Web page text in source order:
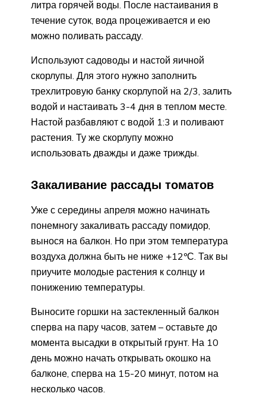
литра горячей воды. После настаивания в
течение суток, вода процеживается и ею
можно поливать рассаду.
Используют садоводы и настой яичной
скорлупы. Для этого нужно заполнить
трехлитровую банку скорлупой на 2/3, залить
водой и настаивать 3-4 дня в теплом месте.
Настой разбавляют с водой 1:3 и поливают
растения. Ту же скорлупу можно
использовать дважды и даже трижды.
Закаливание рассады томатов
Уже с середины апреля можно начинать
понемногу закаливать рассаду помидор,
вынося на балкон. Но при этом температура
воздуха должна быть не ниже +12ºС. Так вы
приучите молодые растения к солнцу и
понижению температуры.
Выносите горшки на застекленный балкон
сперва на пару часов, затем – оставьте до
момента высадки в открытый грунт. На 10
день можно начать открывать окошко на
балконе, сперва на 15-20 минут, потом на
несколько часов.